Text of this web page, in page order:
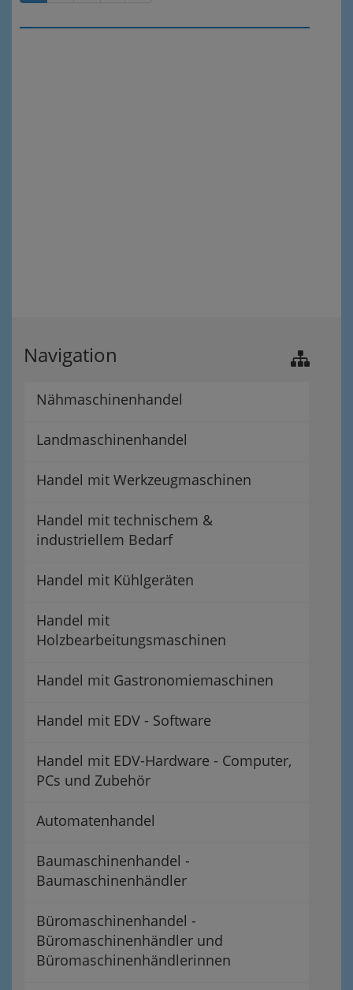
Navigation
Nähmaschinenhandel
Landmaschinenhandel
Handel mit Werkzeugmaschinen
Handel mit technischem &
industriellem Bedarf
Handel mit Kühlgeräten
Handel mit
Holzbearbeitungsmaschinen
Handel mit Gastronomiemaschinen
Handel mit EDV - Software
Handel mit EDV-Hardware - Computer,
PCs und Zubehör
Automatenhandel
Baumaschinenhandel -
Baumaschinenhändler
Büromaschinenhandel -
Büromaschinenhändler und
Büromaschinenhändlerinnen